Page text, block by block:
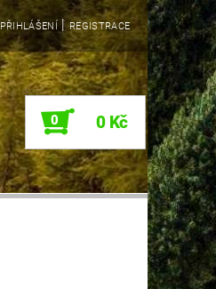
PŘIHLÁŠENÍ | REGISTRACE
0 0 Kč